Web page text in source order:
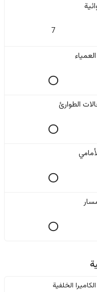
7
الطوارئ
الكاميرا الخلفية